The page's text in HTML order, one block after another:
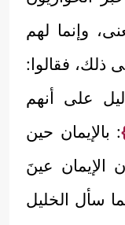
وإنما لهم
ذلك، فقالوا:
على أنهم
: بالإيمان حين
الإيمان عينَ
سأل الخليل